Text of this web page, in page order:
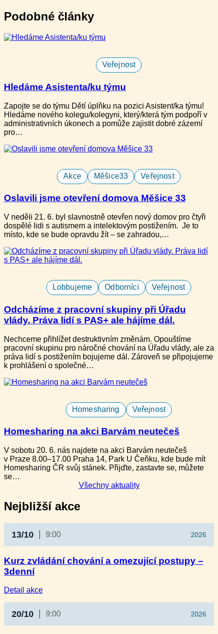
Podobné články
Veřejnost
Hledáme Asistenta/ku týmu
Zapojte se do týmu Dětí úplňku na pozici Asistent/ka týmu!
Hledáme nového kolegu/kolegyni, který/která tým podpoří v
administrativních úkonech a pomůže zajistit dobré zázemí
pro…
Akce Měšice33 Veřejnost
Oslavili jsme otevření domova Měšice 33
V neděli ​21. 6. b​yl slavnostně otevře​n nový domov pro ​čtyři
dospělé lidi s autismem a intelektovým postižením​. Je to
místo, kde se bude opravdu žít – se zahradou,…
Lobbujeme Odborníci Veřejnost
Odcházíme z pracovní skupiny při Úřadu
vlády. Práva lidí s PAS+ ale hájíme dál.
Nechceme přihlížet destruktivním změnám. Opouštíme
pracovní skupinu pro náročné chování na Úřadu vlády, ale za
práva lidí s postižením bojujeme dál. Zároveň se připojujeme
k prohlášení o společné…
Homesharing Veřejnost
Homesharing na akci Barvám neutečeš
V sobotu 20. 6. nás najdete na akci Barvám neutečeš
v Praze 8.00–17.00 Praha 14, Park U Čeňku, kde bude mít
Homesharing ČR svůj stánek. Přijďte, zastavte se, můžete
se…
Všechny aktuality
Nejbližší akce
13/10 2026
9:00
Kurz zvládání chování a omezující postupy –
3denní
Detail akce:
chování
a omezující
20/10 2026
9:00